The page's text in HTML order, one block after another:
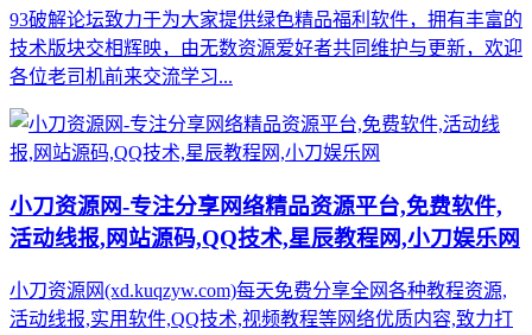
93破解论坛致力于为大家提供绿色精品福利软件，拥有丰富的
技术版块交相辉映，由无数资源爱好者共同维护与更新，欢迎
各位老司机前来交流学习...
小刀资源网-专注分享网络精品资源平台,免费软件,
活动线报,网站源码,QQ技术,星辰教程网,小刀娱乐网
小刀资源网(xd.kuqzyw.com)每天免费分享全网各种教程资源,
活动线报,实用软件,QQ技术,视频教程等网络优质内容,致力打